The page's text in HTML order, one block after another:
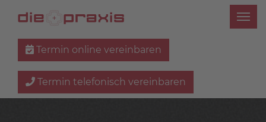
Termin online vereinbaren
Termin telefonisch vereinbaren